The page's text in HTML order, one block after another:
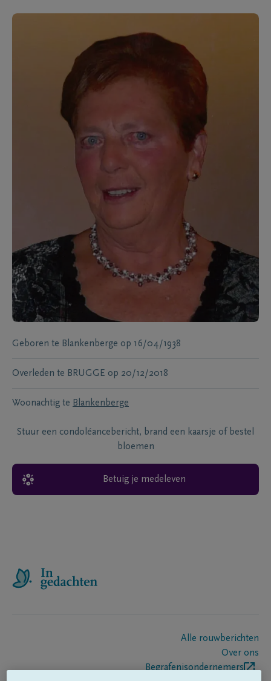
Geboren te Blankenberge op 16/04/1938
Overleden te BRUGGE op 20/12/2018
Woonachtig te Blankenberge
Stuur een condoléancebericht, brand een kaarsje of bestel
bloemen
Betuig je medeleven
Alle rouwberichten
Over ons
Begrafenisondernemers